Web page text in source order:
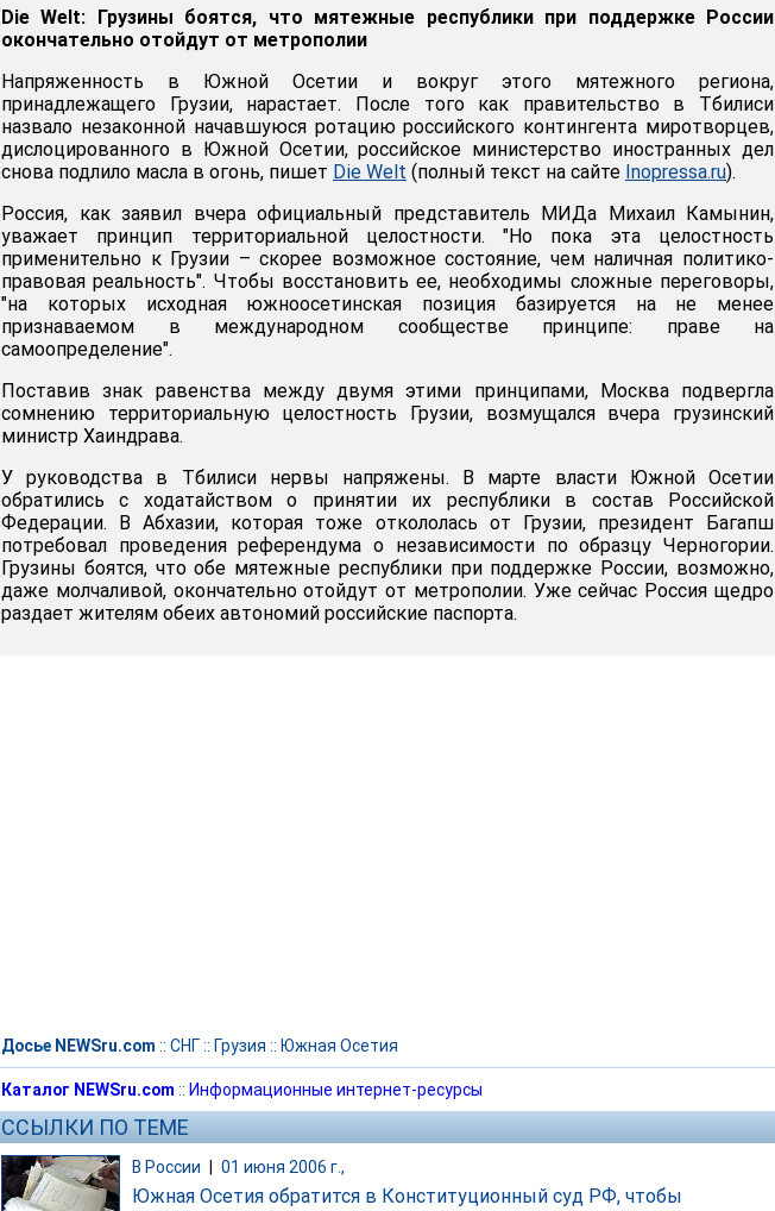
Die Welt: Грузины боятся, что мятежные республики при поддержке России
окончательно отойдут от метрополии
Напряженность в Южной Осетии и вокруг этого мятежного региона,
принадлежащего Грузии, нарастает. После того как правительство в Тбилиси
назвало незаконной начавшуюся ротацию российского контингента миротворцев,
дислоцированного в Южной Осетии, российское министерство иностранных дел
снова подлило масла в огонь, пишет Die Welt (полный текст на сайте Inopressa.ru).
Россия, как заявил вчера официальный представитель МИДа Михаил Камынин,
уважает принцип территориальной целостности. "Но пока эта целостность
применительно к Грузии – скорее возможное состояние, чем наличная политико-
правовая реальность". Чтобы восстановить ее, необходимы сложные переговоры,
"на которых исходная южноосетинская позиция базируется на не менее
признаваемом в международном сообществе принципе: праве на
самоопределение".
Поставив знак равенства между двумя этими принципами, Москва подвергла
сомнению территориальную целостность Грузии, возмущался вчера грузинский
министр Хаиндрава.
У руководства в Тбилиси нервы напряжены. В марте власти Южной Осетии
обратились с ходатайством о принятии их республики в состав Российской
Федерации. В Абхазии, которая тоже откололась от Грузии, президент Багапш
потребовал проведения референдума о независимости по образцу Черногории.
Грузины боятся, что обе мятежные республики при поддержке России, возможно,
даже молчаливой, окончательно отойдут от метрополии. Уже сейчас Россия щедро
раздает жителям обеих автономий российские паспорта.
Досье NEWSru.com :: СНГ:: Грузия :: Южная Осетия
Каталог NEWSru.com :: Информационные интернет-ресурсы
ССЫЛКИ ПО ТЕМЕ
В России 01 июня 2006 г.,
Южная Осетия обратится в Конституционный суд РФ, чтобы